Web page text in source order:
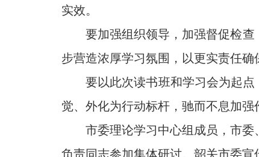
实效。
要加强组织领导，加强督促检查
步营造浓厚学习氛围，以更实责任确
要以此次读书班和学习会为起点，
觉、外化为行动标杆，驰而不息加
市委理论学习中心组成员，市委
负责同志参加集体研讨。韶关市委宣